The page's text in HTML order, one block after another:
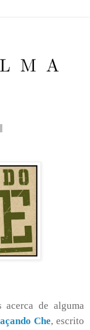
acerca de alguma
Che, escrito